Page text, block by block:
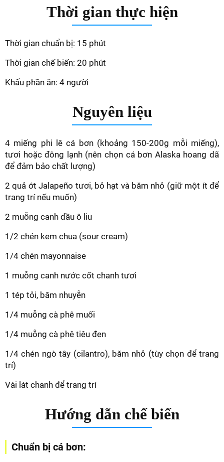
Thời gian thực hiện
Thời gian chuẩn bị: 15 phút
Thời gian chế biến: 20 phút
Khẩu phần ăn: 4 người
Nguyên liệu
4 miếng phi lê cá bơn (khoảng 150-200g mỗi miếng),
tươi hoặc đông lạnh (nên chọn cá bơn Alaska hoang dã
để đảm bảo chất lượng)
2 quả ớt Jalapeño tươi, bỏ hạt và băm nhỏ (giữ một ít để
trang trí nếu muốn)
2 muỗng canh dầu ô liu
1/2 chén kem chua (sour cream)
1/4 chén mayonnaise
1 muỗng canh nước cốt chanh tươi
1 tép tỏi, băm nhuyễn
1/4 muỗng cà phê muối
1/4 muỗng cà phê tiêu đen
1/4 chén ngò tây (cilantro), băm nhỏ (tùy chọn để trang
trí)
Vài lát chanh để trang trí
Hướng dẫn chế biến
Chuẩn bị cá bơn: